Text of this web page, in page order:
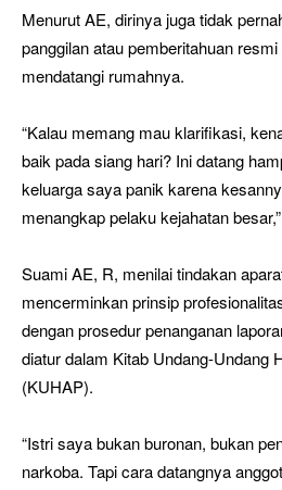
Menurut AE, dirinya juga tidak
panggilan atau pemberitahuan
mendatangi rumahnya.
“Kalau memang mau klarifikasi,
baik pada siang hari? Ini datang
keluarga saya panik karena
menangkap pelaku kejahatan
Suami AE, R, menilai tindakan
mencerminkan prinsip
dengan prosedur penanganan
diatur dalam Kitab Undang-Undang
(KUHAP).
“Istri saya bukan buronan, bukan
narkoba. Tapi cara datangnya